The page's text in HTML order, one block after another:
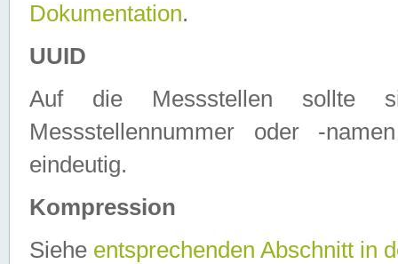
Dokumentation.
UUID
Auf die Messstellen sollte
Messstellennummer oder -
eindeutig.
Kompression
Siehe entsprechenden Abschnitt in